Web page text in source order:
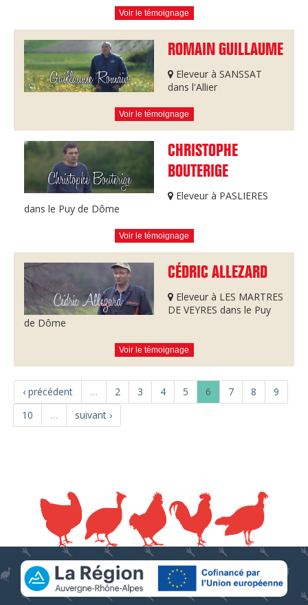
Voir le témoignage
ROMAIN GUILLAUME
Eleveur à SANSSAT
dans l'Allier
Voir le témoignage
CHRISTOPHE
BOUTERIGE
Eleveur à PASLIERES
dans le Puy de Dôme
Voir le témoignage
CÉDRIC ALLEZARD
Eleveur à LES MARTRES
DE VEYRES dans le Puy
de Dôme
Voir le témoignage
‹ précédent … 2 3 4 5 6 7 8
9
10
… suivant ›